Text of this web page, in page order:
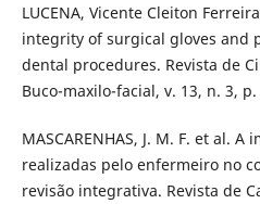
LUCENA, Vicente Cleiton
integrity of surgical gloves and
dental procedures. Revista de
Buco-maxilo-facial, v. 13, n. 3, p.
MASCARENHAS, J. M. F. et al.
realizadas pelo enfermeiro no
revisão integrativa. Revista de